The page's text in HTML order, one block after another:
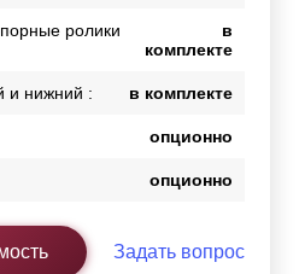
ролики
в
комплекте
и нижний : в комплекте
опционно
опционно
Задать вопрос